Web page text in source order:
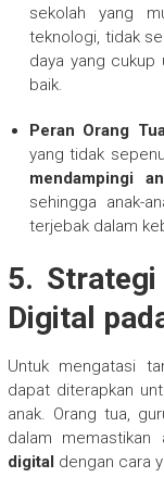
sekolah yang
teknologi, tidak
daya yang cukup
baik.
Peran Orang
yang tidak
mendampingi
sehingga anak-
terjebak dalam
5.
Digital
Untuk mengatasi
dapat diterapkan
anak. Orang tua,
dalam memastikan
digital dengan cara